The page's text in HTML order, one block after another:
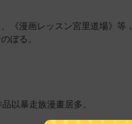
《漫画レッスン宮里道場》等，
ぼる。
以暴走族漫畫居多。